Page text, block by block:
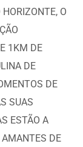
O
1KM DE
DE
DE
SUAS
ESTÃO A
DE